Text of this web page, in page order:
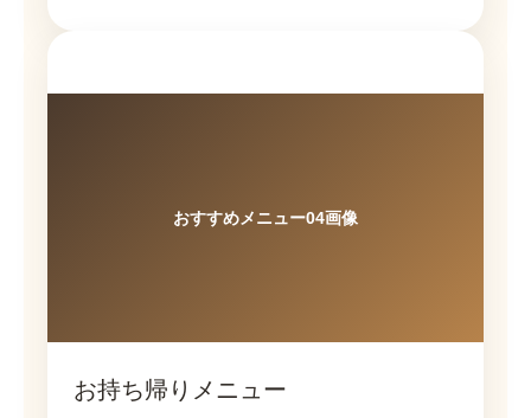
おすすめメニュー04画像
お持ち帰りメニュー